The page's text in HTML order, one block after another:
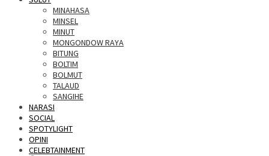
MINAHASA
MINSEL
MINUT
MONGONDOW RAYA
BITUNG
BOLTIM
BOLMUT
TALAUD
SANGIHE
NARASI
SOCIAL
SPOTYLIGHT
OPINI
CELEBTAINMENT